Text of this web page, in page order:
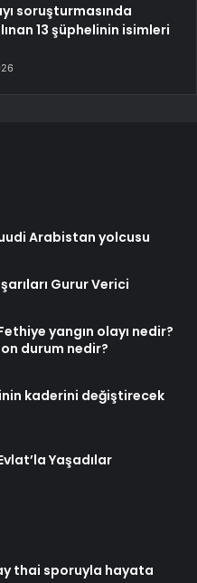
soruşturmasında
13 şüphelinin isimleri
Arabistan yolcusu
Gurur Verici
yangın olayı nedir?
durum nedir?
kaderini değiştirecek
Yaşadılar
thai sporuyla hayata